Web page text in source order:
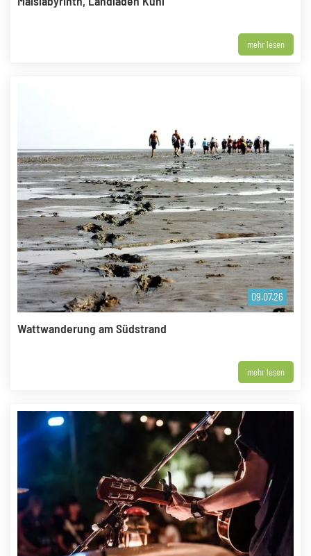
mehr lesen
09.07.26
Wattwanderung am Südstrand
mehr lesen